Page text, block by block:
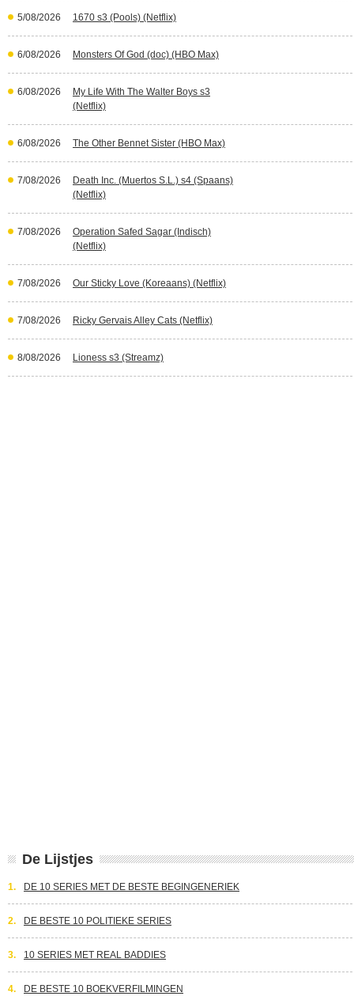
5/08/2026 1670 s3 (Pools) (Netflix)
6/08/2026 Monsters Of God (doc) (HBO Max)
6/08/2026
My Life With The Walter Boys s3
(Netflix)
6/08/2026 The Other Bennet Sister (HBO Max)
7/08/2026
Death Inc. (Muertos S.L.) s4 (Spaans)
(Netflix)
7/08/2026
Operation Safed Sagar (Indisch)
(Netflix)
7/08/2026 Our Sticky Love (Koreaans) (Netflix)
7/08/2026 Ricky Gervais Alley Cats (Netflix)
8/08/2026 Lioness s3 (Streamz)
De Lijstjes
1. DE 10 SERIES MET DE BESTE BEGINGENERIEK
2. DE BESTE 10 POLITIEKE SERIES
3. 10 SERIES MET REAL BADDIES
4. DE BESTE 10 BOEKVERFILMINGEN